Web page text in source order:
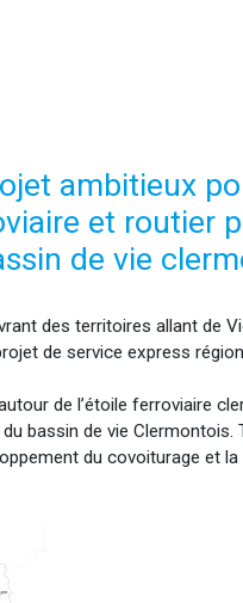
ambitieux
et routier
de vie
des territoires allant de
de service express
de l’étoile ferroviaire
bassin de vie Clermontois.
du covoiturage et la